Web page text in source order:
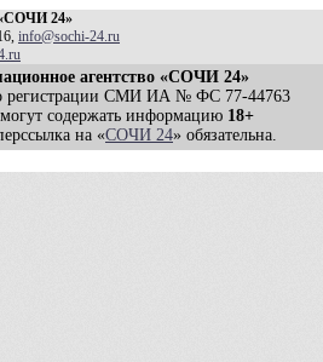
24»
info@sochi-24.ru
агентство «СОЧИ 24»
регистрации СМИ ИА № ФС 77-44763
содержать информацию 18+
на «СОЧИ 24» обязательна.